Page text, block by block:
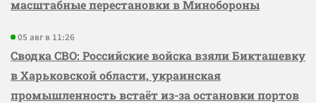
масштабные перестановки в Минобороны
05 авг в 11:26
Сводка СВО: Российские войска взяли Бикташевку
в Харьковской области, украинская
промышленность встаёт из-за остановки портов